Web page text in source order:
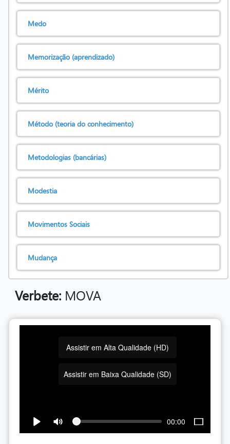
Medo
Memorização (aprendizado)
Mérito
Método (teoria do conhecimento)
Metodologias (bancárias)
Modestia
Movimentos Sociais
Mudança
Verbete:MOVA
Assistir em Alta Qualidade (HD)
Assistir em Baixa Qualidade (SD)
00:00